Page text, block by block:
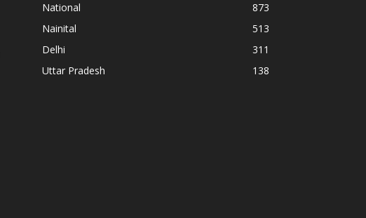
National
873
Nainital
513
Delhi
311
Uttar Pradesh
138